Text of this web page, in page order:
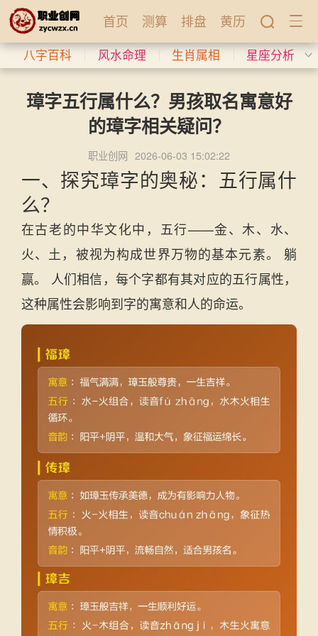
首页 测算 排盘 黄历
八字百科 风水命理 生肖属相 星座分析
璋字五行属什么？男孩取名寓意好
的璋字相关疑问？
职业创网 2026-06-03 15:02:22
一、探究璋字的奥秘：五行属什
么？
在古老的中华文化中，五行——金、木、水、
火、土，被视为构成世界万物的基本元素。 躺
赢。 人们相信，每个字都有其对应的五行属性，
这种属性会影响到字的寓意和人的命运。